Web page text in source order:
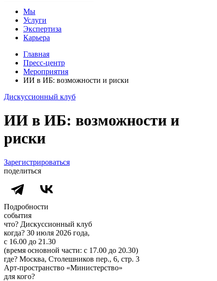
Мы
Услуги
Экспертиза
Карьера
Главная
Пресс-центр
Мероприятия
ИИ в ИБ: возможности и риски
Дискуссионный клуб
ИИ в ИБ: возможности и
риски
Зарегистрироваться
поделиться
Подробности
события
что? Дискуссионный клуб
когда? 30 июля 2026 года,
с 16.00 до 21.30
(время основной части: c 17.00 до 20.30)
где? Москва, Столешников пер., 6, стр. 3
Арт-пространство «Министерство»
для кого?